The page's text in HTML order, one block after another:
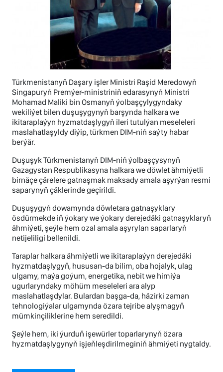
Türkmenistanyň Daşary işler Ministri Raşid Meredowyň
Singapuryň Premýer-ministriniň edarasynyň Ministri
Mohamad Maliki bin Osmanyň ýolbaşçylygyndaky
wekiliýet bilen duşuşygynyň barşynda halkara we
ikitaraplaýyn hyzmatdaşlygyň ileri tutulýan meseleleri
maslahatlaşyldy diýip, türkmen DIM-niň saýty habar
berýär.
Duşuşyk Türkmenistanyň DIM-niň ýolbaşçysynyň
Gazagystan Respublikasyna halkara we döwlet ähmiýetli
birnäçe çärelere gatnaşmak maksady amala aşyrýan resmi
saparynyň çäklerinde geçirildi.
Duşuşygyň dowamynda döwletara gatnaşyklary
ösdürmekde iň ýokary we ýokary derejedäki gatnaşyklaryň
ähmiýeti, şeýle hem ozal amala aşyrylan saparlaryň
netijeliligi bellenildi.
Taraplar halkara ähmiýetli we ikitaraplaýyn derejedäki
hyzmatdaşlygyň, hususan-da bilim, oba hojalyk, ulag
ulgamy, maýa goýum, energetika, nebit we himiýa
ugurlaryndaky möhüm meseleleri ara alyp
maslahatlaşdylar. Bulardan başga-da, häzirki zaman
tehnologiýalar ulgamynda özara tejribe alyşmagyň
mümkinçiliklerine hem seredildi.
Şeýle hem, iki ýurduň işewürler toparlarynyň özara
hyzmatdaşlygynyň işjeňleşdirilmeginiň ähmiýeti nygtaldy.